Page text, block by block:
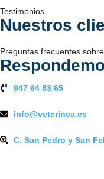
Testimonios
Nuestros
Preguntas frecuentes
947 64 83 65
info@veterinea.es
C. San Pedro y San